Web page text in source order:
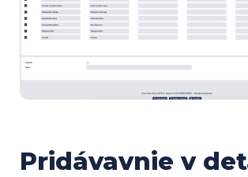
Pridávavnie v